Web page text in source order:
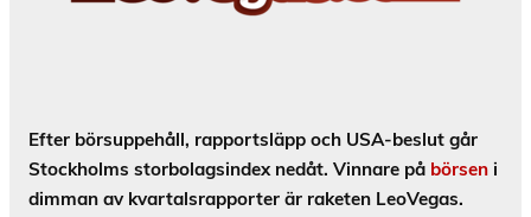
Efter börsuppehåll, rapportsläpp och USA-beslut går
Stockholms storbolagsindex nedåt. Vinnare på börsen i
dimman av kvartalsrapporter är raketen LeoVegas.